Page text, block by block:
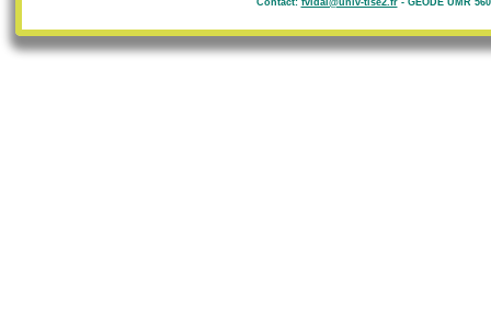
Contact: fvidal@univ-tlse2.fr- GEODE UMR